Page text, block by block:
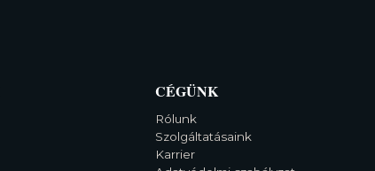
CÉGÜNK
Rólunk
Szolgáltatásaink
Karrier